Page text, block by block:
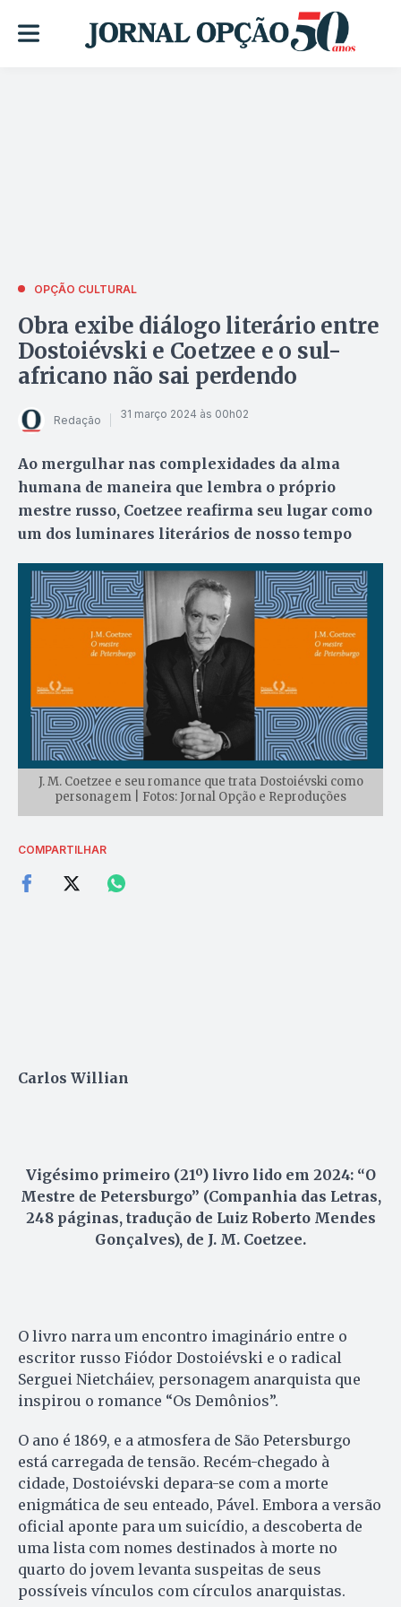
OPÇÃO CULTURAL
Obra exibe diálogo literário entre
Dostoiévski e Coetzee e o sul-
africano não sai perdendo
Redação 31 março 2024 às 00h02
Ao mergulhar nas complexidades da alma
humana de maneira que lembra o próprio
mestre russo, Coetzee reafirma seu lugar como
um dos luminares literários de nosso tempo
J. M. Coetzee e seu romance que trata Dostoiévski como
personagem | Fotos: Jornal Opção e Reproduções
COMPARTILHAR
Carlos Willian
Vigésimo primeiro (21º) livro lido em 2024: “O
Mestre de Petersburgo” (Companhia das Letras,
248 páginas, tradução de Luiz Roberto Mendes
Gonçalves), de J. M. Coetzee.
O livro narra um encontro imaginário entre o
escritor russo Fiódor Dostoiévski e o radical
Serguei Nietcháiev, personagem anarquista que
inspirou o romance “Os Demônios”.
O ano é 1869, e a atmosfera de São Petersburgo
está carregada de tensão. Recém-chegado à
cidade, Dostoiévski depara-se com a morte
enigmática de seu enteado, Pável. Embora a versão
oficial aponte para um suicídio, a descoberta de
uma lista com nomes destinados à morte no
quarto do jovem levanta suspeitas de seus
possíveis vínculos com círculos anarquistas.